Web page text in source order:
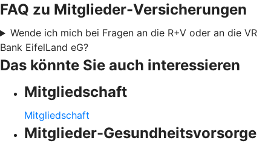
FAQ zu Mitglieder-Versicherungen
Wende ich mich bei Fragen an die R+V oder an die VR
Bank EifelLand eG?
Das könnte Sie auch interessieren
Mitgliedschaft
Mitgliedschaft
Mitglieder-Gesundheitsvorsorge